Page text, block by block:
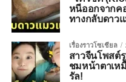
หนีออกจากค
ทางกลับดาว
เรื่องราวโซเชียล
สาวจีนโพสต์
ชมหน้าตาเห
รัล!